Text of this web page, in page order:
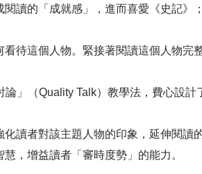
讀的「成就感」，進而喜愛《史記》
待這個人物。緊接著閱讀這個人物完
」（Quality Talk）教學法，費心設
讀者對該主題人物的印象，延伸閱讀的
，增益讀者「審時度勢」的能力。